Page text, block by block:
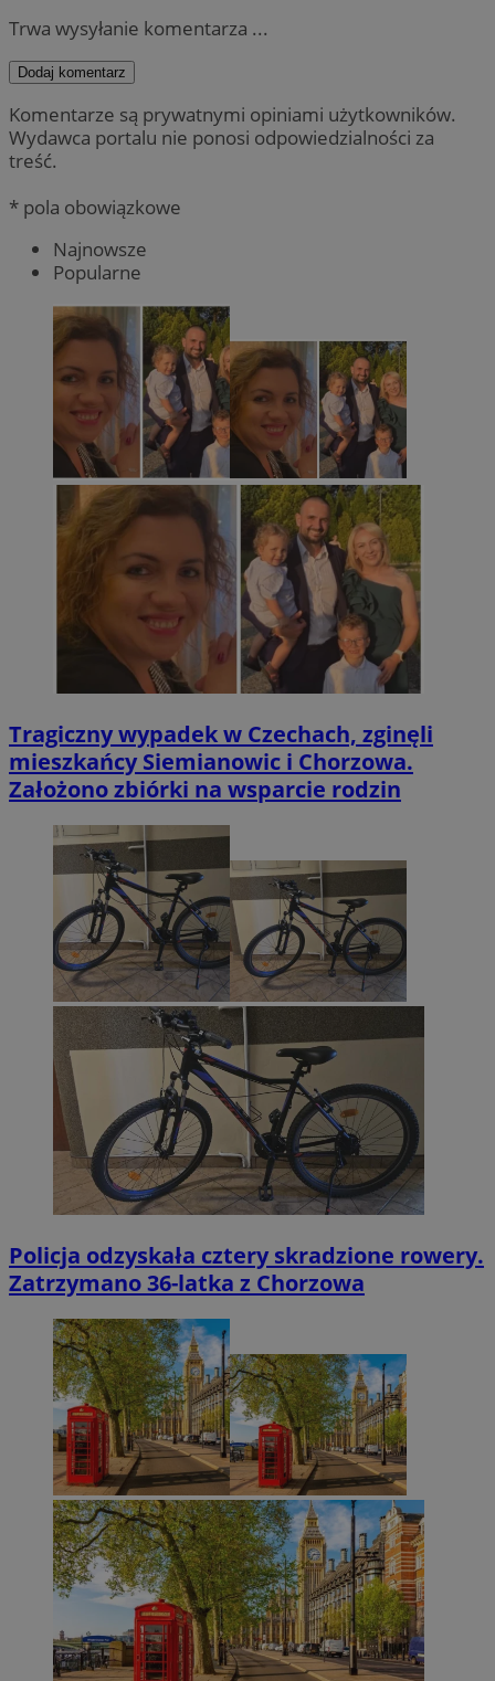
Trwa wysyłanie komentarza ...
Dodaj komentarz
Komentarze są prywatnymi opiniami użytkowników.
Wydawca portalu nie ponosi odpowiedzialności za
treść.
* pola obowiązkowe
Najnowsze
Popularne
Tragiczny wypadek w Czechach, zginęli
mieszkańcy Siemianowic i Chorzowa.
Założono zbiórki na wsparcie rodzin
Policja odzyskała cztery skradzione rowery.
Zatrzymano 36-latka z Chorzowa